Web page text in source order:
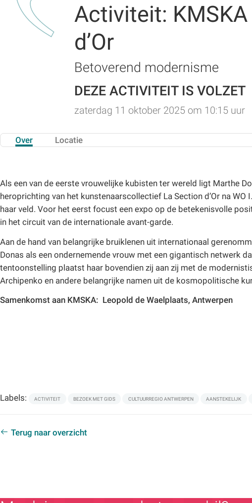
Activiteit:
d’Or
Betoverend modernisme
DEZE ACTIVITEIT IS VOLZET
zaterdag 11 oktober 2025 om 10:15 uur
Over Locatie
Als een van de eerste vrouwelijke kubisten ter wereld ligt Marthe
heroprichting van het kunstenaarscollectief La Section d’Or na WO I.
haar veld. Voor het eerst focust een expo op de betekenisvolle
in het circuit van de internationale avant-garde.
Aan de hand van belangrijke bruiklenen uit internationaal
Donas als een ondernemende vrouw met een gigantisch netwerk
tentoonstelling plaatst haar bovendien zij aan zij met de
Archipenko en andere belangrijke namen uit de kosmopolitische
Samenkomst aan KMSKA: Leopold de Waelplaats, Antwerpen
Labels: ACTIVITEIT BEZOEK MET GIDS CULTUURREGIO ANTWERPEN AANSTEKELIJK
Terug naar overzicht